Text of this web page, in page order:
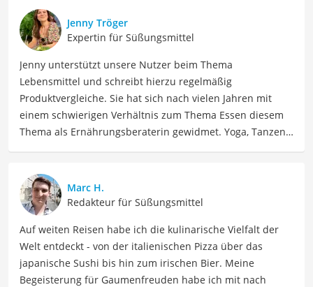
Jenny Tröger
Expertin für Süßungsmittel
Jenny unterstützt unsere Nutzer beim Thema
Lebensmittel und schreibt hierzu regelmäßig
Produktvergleiche. Sie hat sich nach vielen Jahren mit
einem schwierigen Verhältnis zum Thema Essen diesem
Thema als Ernährungsberaterin gewidmet. Yoga, Tanzen,
genießt. Jenny ist schon allein um die Welt gereist. Heute
findet sie Ausgleich bei Yoga und Tanzen, auch als
Lehrerin, und interessiert sich viel für Südamerika und
Schamanismus.
Der Ingwersirup-Vergleich ist aus unserer Sicht
besonders empfehlenswert fürGesundheitsbewusste
Marc H.
Redakteur für Süßungsmittel
Auf weiten Reisen habe ich die kulinarische Vielfalt der
Welt entdeckt - von der italienischen Pizza über das
japanische Sushi bis hin zum irischen Bier. Meine
Begeisterung für Gaumenfreuden habe ich mit nach